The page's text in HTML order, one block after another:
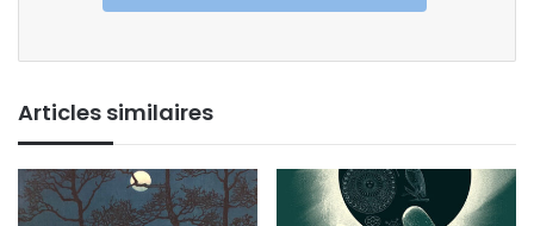
Articles similaires